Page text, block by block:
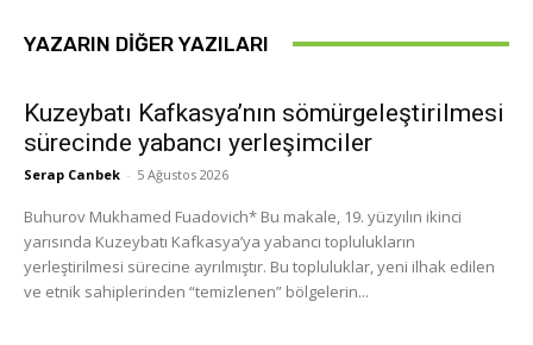
YAZARIN DIĞER YAZILARI
Kuzeybatı Kafkasya’nın sömürgeleştirilmesi
sürecinde yabancı yerleşimciler
Serap Canbek - 5 Ağustos 2026
Buhurov Mukhamed Fuadovich* Bu makale, 19. yüzyılın ikinci
yarısında Kuzeybatı Kafkasya’ya yabancı toplulukların
yerleştirilmesi sürecine ayrılmıştır. Bu topluluklar, yeni ilhak edilen
ve etnik sahiplerinden “temizlenen” bölgelerin...